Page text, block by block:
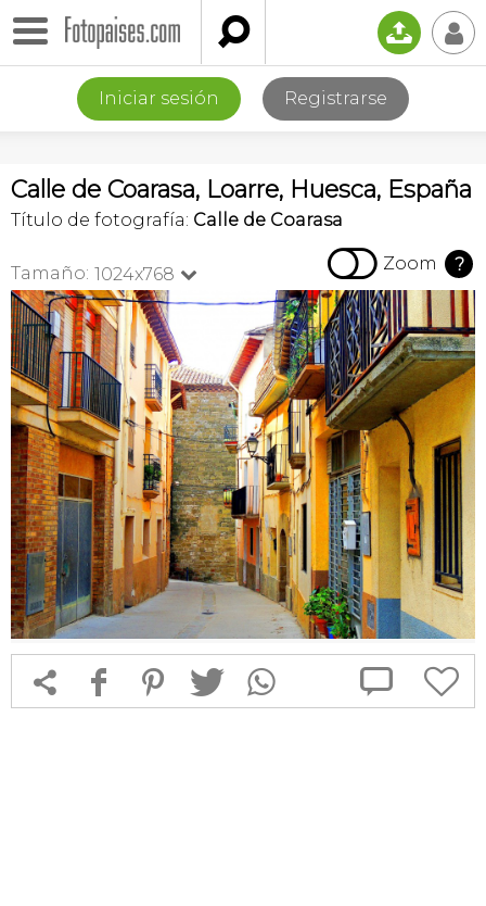
 📤 👤
Iniciar sesión Registrarse
Calle de Coarasa, Loarre, Huesca, España
Título de fotografía: Calle de Coarasa
Tamaño: 1024x768   Zoom ?
 f 1 T  